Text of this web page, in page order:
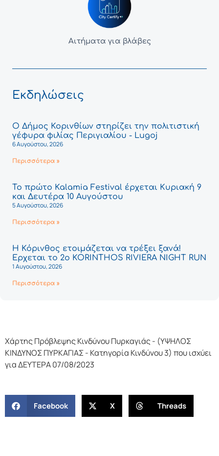
Αιτήματα για βλάβες
Εκδηλώσεις
Ο Δήμος Κορινθίων στηρίζει την πολιτιστική
γέφυρα φιλίας Περιγιαλίου - Lugoj
6 Αυγούστου, 2026
Περισσότερα »
Το πρώτο Kalamia Festival έρχεται Κυριακή 9
και Δευτέρα 10 Αυγούστου
5 Αυγούστου, 2026
Περισσότερα »
Η Κόρινθος ετοιμάζεται να τρέξει ξανά!
Έρχεται το 2ο KORINTHOS RIVIERA NIGHT RUN
1 Αυγούστου, 2026
Περισσότερα »
Χάρτης Πρόβλεψης Κινδύνου Πυρκαγιάς - (ΥΨΗΛΟΣ
ΚΙΝΔΥΝΟΣ ΠΥΡΚΑΓΙΑΣ - Κατηγορία Κινδύνου 3) που ισχύει
για ΔΕΥΤΕΡΑ 07/08/2023
Facebook X Threads